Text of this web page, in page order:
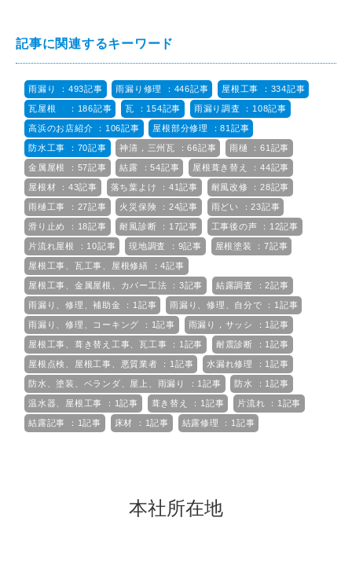
記事に関連するキーワード
雨漏り ：493記事 雨漏り修理 ：446記事 屋根工事 ：334記事
瓦屋根 ：186記事 瓦 ：154記事 雨漏り調査 ：108記事
高浜のお店紹介 ：106記事 屋根部分修理 ：81記事
防水工事 ：70記事 神清，三州瓦 ：66記事 雨樋 ：61記事
金属屋根 ：57記事 結露 ：54記事 屋根葺き替え ：44記事
屋根材 ：43記事 落ち葉よけ ：41記事 耐風改修 ：28記事
雨樋工事 ：27記事 火災保険 ：24記事 雨どい ：23記事
滑り止め ：18記事 耐風診断 ：17記事 工事後の声 ：12記事
片流れ屋根 ：10記事 現地調査 ：9記事 屋根塗装 ：7記事
屋根工事、瓦工事、屋根修繕 ：4記事
屋根工事、金属屋根、カバー工法 ：3記事 結露調査 ：2記事
雨漏り、修理、補助金 ：1記事 雨漏り、修理、自分で ：1記事
雨漏り、修理、コーキング ：1記事 雨漏り，サッシ ：1記事
屋根工事、葺き替え工事、瓦工事 ：1記事 耐震診断 ：1記事
屋根点検、屋根工事、悪質業者 ：1記事 水漏れ修理 ：1記事
防水、塗装、ベランダ、屋上、雨漏り ：1記事 防水 ：1記事
温水器、屋根工事 ：1記事 葺き替え ：1記事 片流れ ：1記事
結露記事 ：1記事 床材 ：1記事 結露修理 ：1記事
本社所在地